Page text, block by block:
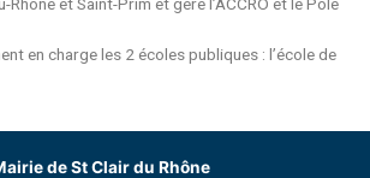
en charge les 2 écoles publiques : l’école de
de St Clair du Rhône